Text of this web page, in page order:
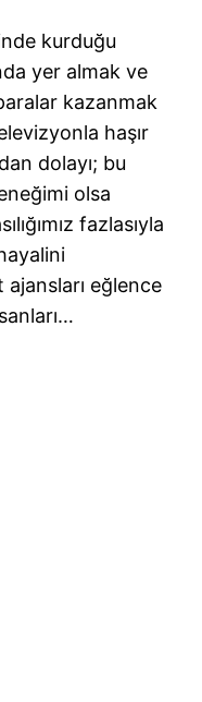
kurduğu
yer almak ve
kazanmak
haşır
dolayı; bu
olsa
fazlasıyla
eğlence